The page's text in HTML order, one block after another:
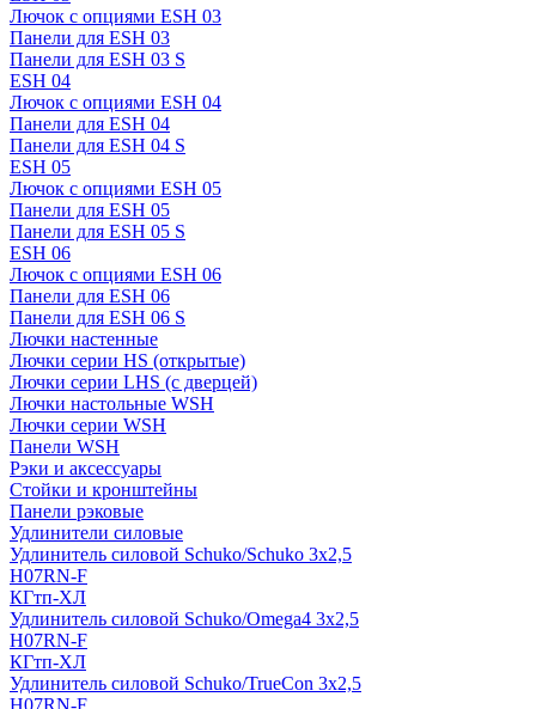
Лючок с опциями ESH 03
Панели для ESH 03
Панели для ESH 03 S
ESH 04
Лючок с опциями ESH 04
Панели для ESH 04
Панели для ESH 04 S
ESH 05
Лючок с опциями ESH 05
Панели для ESH 05
Панели для ESH 05 S
ESH 06
Лючок с опциями ESH 06
Панели для ESH 06
Панели для ESH 06 S
Лючки настенные
Лючки серии HS (открытые)
Лючки серии LHS (с дверцей)
Лючки настольные WSH
Лючки серии WSH
Панели WSH
Рэки и аксессуары
Стойки и кронштейны
Панели рэковые
Удлинители силовые
Удлинитель силовой Schuko/Schuko 3х2,5
H07RN-F
КГтп-ХЛ
Удлинитель силовой Schuko/Omega4 3х2,5
H07RN-F
КГтп-ХЛ
Удлинитель силовой Schuko/TrueCon 3х2,5
H07RN-F